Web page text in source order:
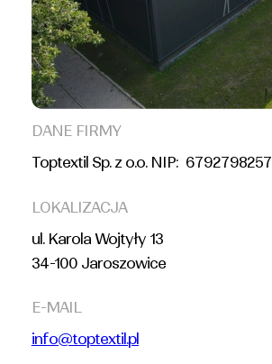
DANE FIRMY
Toptextil Sp. z o.o. NIP: 6792798257
LOKALIZACJA
ul. Karola Wojtyły 13
34-100 Jaroszowice
E-MAIL
info@toptextil.pl